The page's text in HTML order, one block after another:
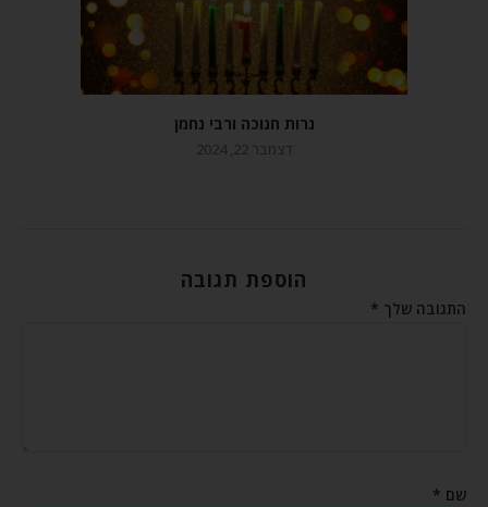
נרות חנוכה ורבי נחמן
דצמבר 22, 2024
הוספת תגובה
התגובה שלך *
שם *